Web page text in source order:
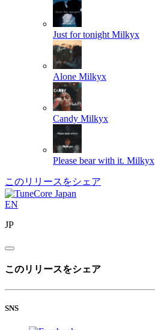
Just for tonight Milkyx
Alone Milkyx
Candy Milkyx
Please bear with it. Milkyx
このリリースをシェア
EN
JP
このリリースをシェア
SNS